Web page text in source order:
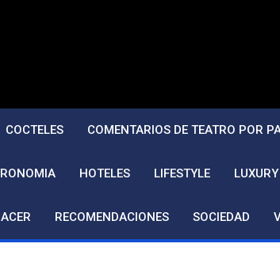
COCTELES COMENTARIOS DE TEATRO POR
HOTELES LIFESTYLE LUXURY
RECOMENDACIONES SOCIEDAD